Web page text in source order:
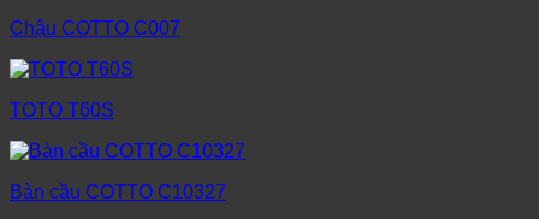
Chậu COTTO C007
TOTO T60S
Bàn cầu COTTO C10327